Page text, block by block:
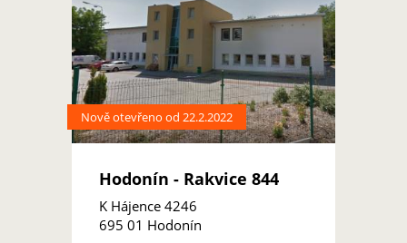
Nově otevřeno od 22.2.2022
Hodonín - Rakvice 844
K Hájence 4246
695 01 Hodonín